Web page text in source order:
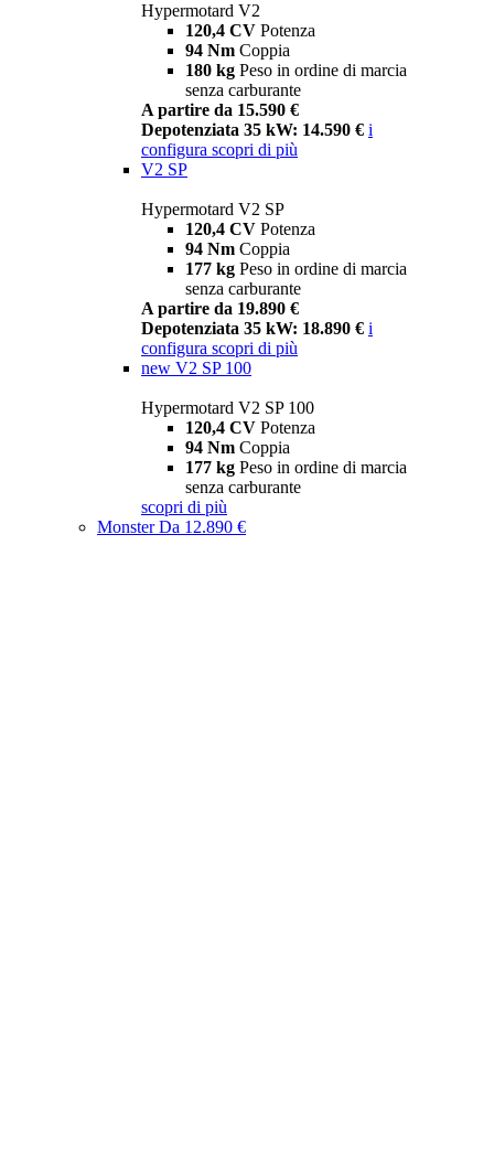
Hypermotard V2
120,4 CV Potenza
94 Nm Coppia
180 kg Peso in ordine di marcia
senza carburante
A partire da 15.590 €
Depotenziata 35 kW: 14.590 € i
configura scopri di più
V2 SP
Hypermotard V2 SP
120,4 CV Potenza
94 Nm Coppia
177 kg Peso in ordine di marcia
senza carburante
A partire da 19.890 €
Depotenziata 35 kW: 18.890 € i
configura scopri di più
new V2 SP 100
Hypermotard V2 SP 100
120,4 CV Potenza
94 Nm Coppia
177 kg Peso in ordine di marcia
senza carburante
scopri di più
MonsterDa 12.890 €